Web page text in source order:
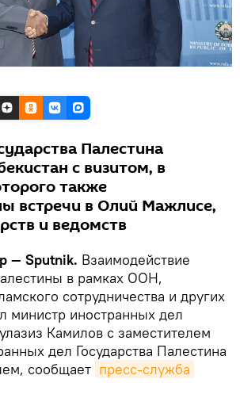
Палестина
с визитом, в
также
встречи в Олий Мажлисе,
и ведомств
— Sputnik. Взаимодействие
в рамках ООН,
сотрудничества и других
министр иностранных дел
Камилов с заместителем
дел Государства Палестина
сообщает пресс-служба